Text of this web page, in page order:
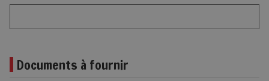
Documents à fournir